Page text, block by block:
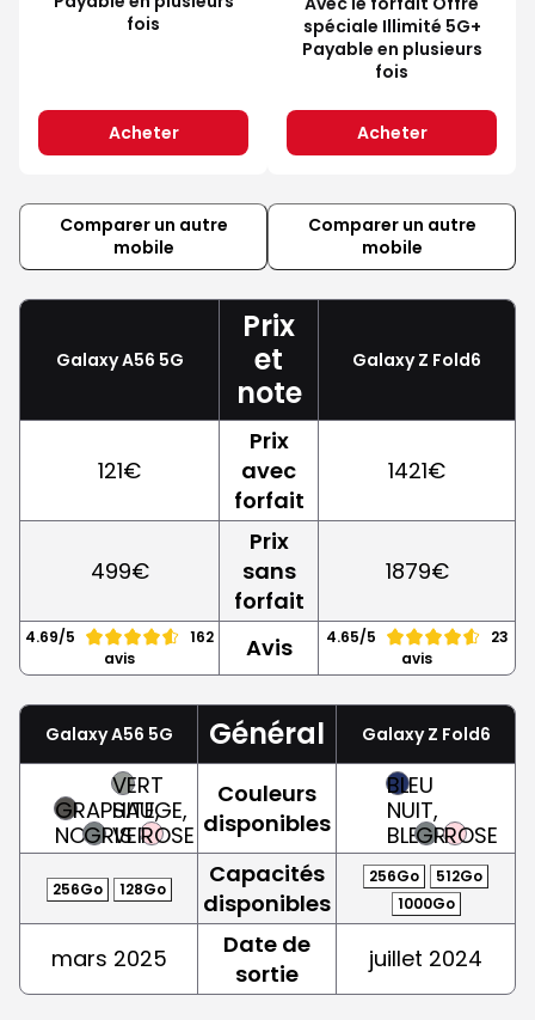
fois
Acheter
spéciale Illimité 5G+
Payable en plusieurs
fois
Acheter
Comparer un autre
mobile
Comparer un autre
mobile
Galaxy A56 5G
Prix
et
note
Galaxy Z Fold6
121€
Prix
avec
forfait
1421€
499€
Prix
sans
forfait
1879€
4.69/5
162
avis
Avis 4.65/5
23
avis
Galaxy A56 5G Général Galaxy Z Fold6
GRAPHITE,
NOIRGRIS
VERT
SAUGE,
VERTROSE
Couleurs
disponibles
BLEU
NUIT,
BLEUGRISROSE
256Go 128Go
Capacités
disponibles
256Go
512Go
1000Go
mars 2025
Date de
sortie
juillet 2024